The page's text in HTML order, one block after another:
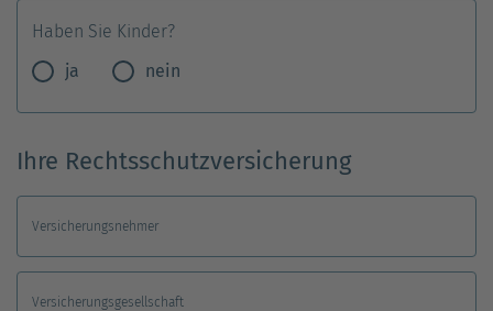
Haben Sie Kinder?
ja
nein
Ihre Rechtsschutzversicherung
Versicherungsnehmer
Versicherungsgesellschaft